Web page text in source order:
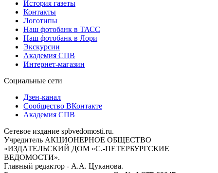
История газеты
Контакты
Логотипы
Наш фотобанк в ТАСС
Наш фотобанк в Лори
Экскурсии
Академия СПВ
Интернет-магазин
Социальные сети
Дзен-канал
Сообщество ВКонтакте
Академия СПВ
Сетевое издание spbvedomosti.ru.
Учредитель АКЦИОНЕРНОЕ ОБЩЕСТВО
«ИЗДАТЕЛЬСКИЙ ДОМ «С.-ПЕТЕРБУРГСКИЕ
ВЕДОМОСТИ».
Главный редактор - А.А. Цуканова.